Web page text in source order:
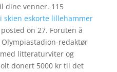
dine venner. 115
skien eskorte lillehammer
on 27. Foruten å
redaktør
litteraturviter og
donert 5000 kr til det